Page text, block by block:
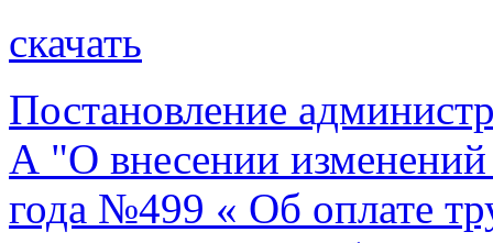
скачать
Постановление
А "О внесении
года №499 « Об оплате